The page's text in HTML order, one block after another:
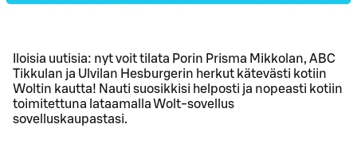
Iloisia uutisia: nyt voit tilata Porin Prisma Mikkolan, ABC
Tikkulan ja Ulvilan Hesburgerin herkut kätevästi kotiin
Woltin kautta! Nauti suosikkisi helposti ja nopeasti kotiin
toimitettuna lataamalla Wolt-sovellus
sovelluskaupastasi.